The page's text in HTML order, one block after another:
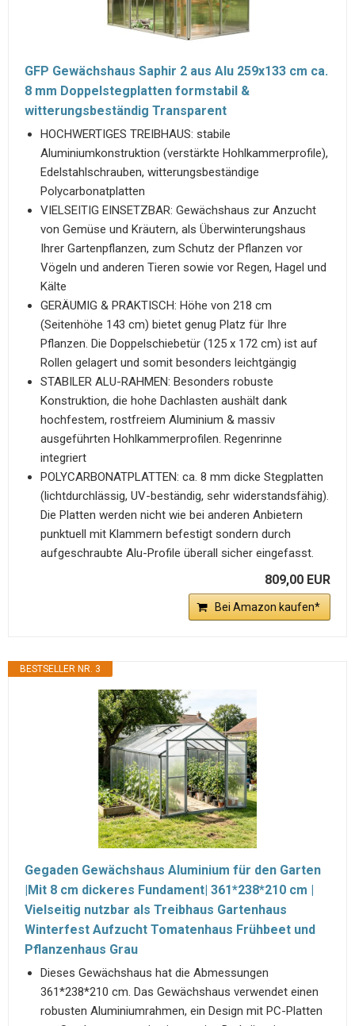
GFP Gewächshaus Saphir 2 aus Alu 259x133 cm ca.
8 mm Doppelstegplatten formstabil &
witterungsbeständig Transparent
HOCHWERTIGES TREIBHAUS: stabile
Aluminiumkonstruktion (verstärkte Hohlkammerprofile),
Edelstahlschrauben, witterungsbeständige
Polycarbonatplatten
VIELSEITIG EINSETZBAR: Gewächshaus zur Anzucht
von Gemüse und Kräutern, als Überwinterungshaus
Ihrer Gartenpflanzen, zum Schutz der Pflanzen vor
Vögeln und anderen Tieren sowie vor Regen, Hagel und
Kälte
GERÄUMIG & PRAKTISCH: Höhe von 218 cm
(Seitenhöhe 143 cm) bietet genug Platz für Ihre
Pflanzen. Die Doppelschiebetür (125 x 172 cm) ist auf
Rollen gelagert und somit besonders leichtgängig
STABILER ALU-RAHMEN: Besonders robuste
Konstruktion, die hohe Dachlasten aushält dank
hochfestem, rostfreiem Aluminium & massiv
ausgeführten Hohlkammerprofilen. Regenrinne
integriert
POLYCARBONATPLATTEN: ca. 8 mm dicke Stegplatten
(lichtdurchlässig, UV-beständig, sehr widerstandsfähig).
Die Platten werden nicht wie bei anderen Anbietern
punktuell mit Klammern befestigt sondern durch
aufgeschraubte Alu-Profile überall sicher eingefasst.
809,00 EUR
Bei Amazon kaufen*
BESTSELLER NR. 3
Gegaden Gewächshaus Aluminium für den Garten
|Mit 8 cm dickeres Fundament| 361*238*210 cm |
Vielseitig nutzbar als Treibhaus Gartenhaus
Winterfest Aufzucht Tomatenhaus Frühbeet und
Pflanzenhaus Grau
Dieses Gewächshaus hat die Abmessungen
361*238*210 cm. Das Gewächshaus verwendet einen
robusten Aluminiumrahmen, ein Design mit PC-Platten